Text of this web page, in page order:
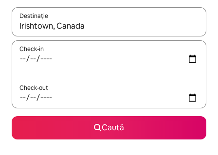
Destinație
Când se încarcă rezultatele, navighează folosind tastele
Check-in
Check-out
Caută